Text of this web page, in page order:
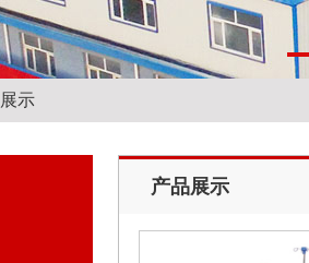
示
产品展示